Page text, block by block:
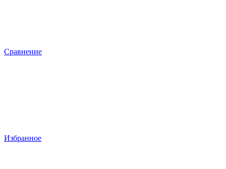
Сравнение
Избранное